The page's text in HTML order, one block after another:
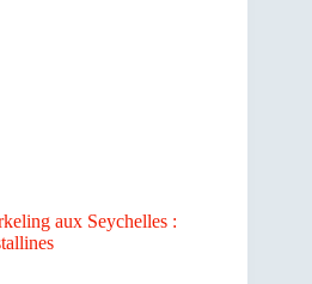
aux Seychelles :